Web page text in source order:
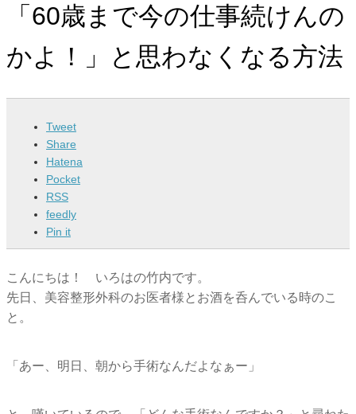
「60歳まで今の仕事続けんの
かよ！」と思わなくなる方法
Tweet
Share
Hatena
Pocket
RSS
feedly
Pin it
こんにちは！ いろはの竹内です。
先日、美容整形外科のお医者様とお酒を呑んでいる時のこ
と。
「あー、明日、朝から手術なんだよなぁー」